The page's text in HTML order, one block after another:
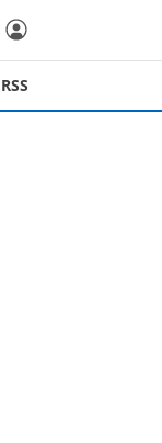
RSS